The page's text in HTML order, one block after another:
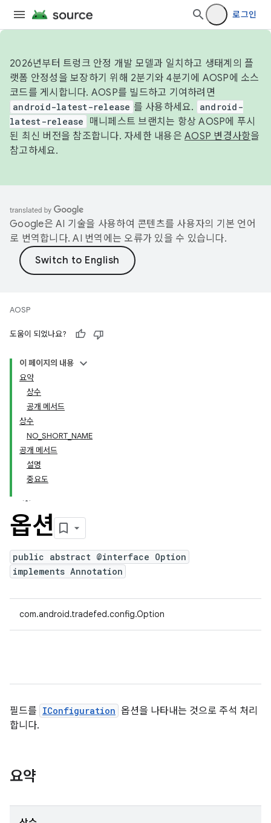
로그인
2026년부터 트렁크 안정 개발 모델과 일치하고 생태계의 플
랫폼 안정성을 보장하기 위해 2분기와 4분기에 AOSP에 소스
코드를 게시합니다. AOSP를 빌드하고 기여하려면
android-latest-release 를 사용하세요.
android-
latest-release
매니페스트 브랜치는 항상 AOSP에 푸시
된 최신 버전을 참조합니다. 자세한 내용은 AOSP 변경사항을
참고하세요.
Google은 AI 기술을 사용하여 콘텐츠를 사용자의 기본 언어
로 번역합니다. AI 번역에는 오류가 있을 수 있습니다.
AOSP
도움이 되었나요?
이 페이지의 내용
요약
상수
공개 메서드
상수
NO_SHORT_NAME
공개 메서드
설명
중요도
옵션
public abstract @interface Option
implements Annotation
com.android.tradefed.config.Option
필드를 IConfiguration 옵션을 나타내는 것으로 주석 처리
합니다.
요약